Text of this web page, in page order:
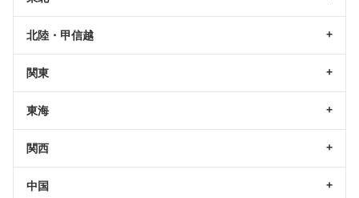
北陸・甲信越
関東
東海
関西
中国